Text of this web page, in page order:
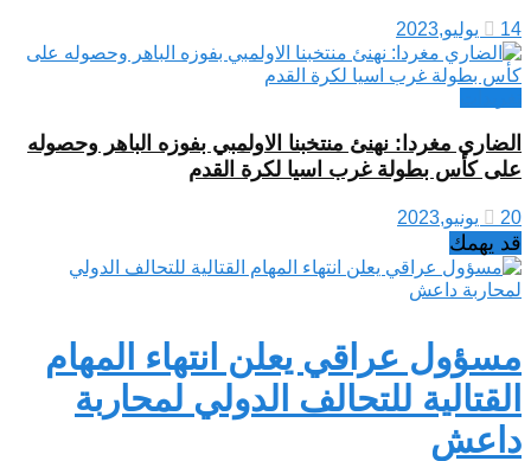
14 يوليو,2023
الضاري مغردا: نهنئ منتخبنا الاولمبي بفوزه الباهر وحصوله
على كأس بطولة غرب اسيا لكرة القدم
20 يونيو,2023
قد يهمك
مسؤول عراقي يعلن انتهاء المهام
القتالية للتحالف الدولي لمحاربة
داعش